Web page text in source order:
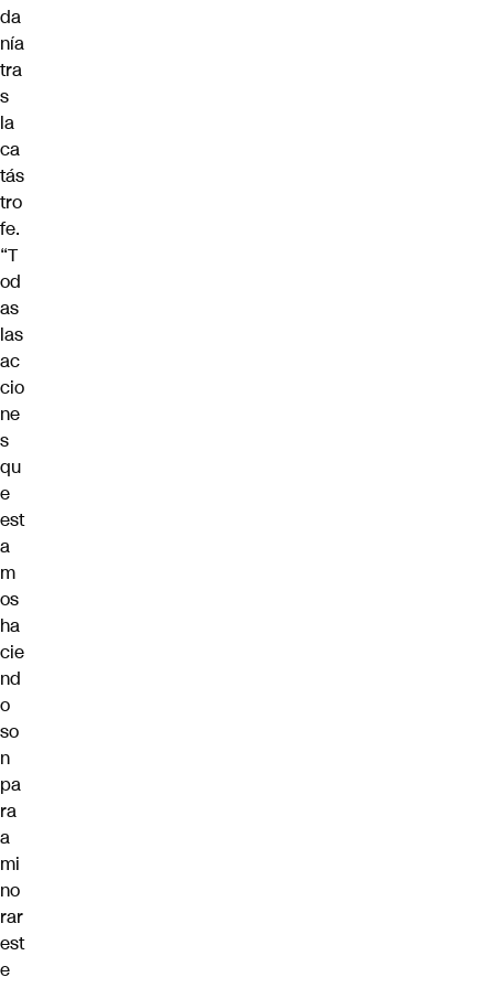
da
nía
tra
s
la
ca
tás
tro
fe.
“T
od
as
las
ac
cio
ne
s
qu
e
est
a
m
os
ha
cie
nd
o
so
n
pa
ra
a
mi
no
rar
est
e